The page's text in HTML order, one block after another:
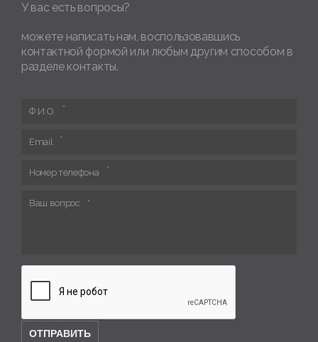
У вас есть вопросы?
можете написать нам, воспользовавшись
контактной формой или любым другим способом в
разделе контакты.
Ф.И.О.
Email
Номер телефона
Ваш вопрос